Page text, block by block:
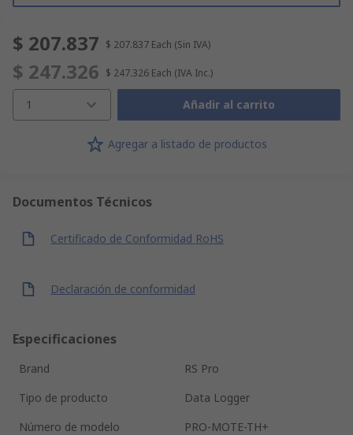
$ 207.837 $ 207.837 Each (Sin IVA)
$ 247.326 $ 247.326 Each (IVA Inc.)
1 Añadir al carrito
Agregar a listado de productos
Documentos Técnicos
Certificado de Conformidad RoHS
Declaración de conformidad
Especificaciones
Brand
RS Pro
Tipo de producto
Data Logger
Número de modelo
PRO-MOTE-TH+